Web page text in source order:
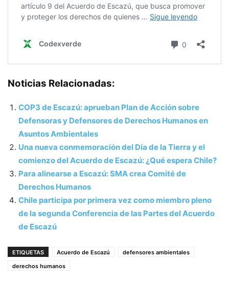
Noticias Relacionadas:
COP3 de Escazú: aprueban Plan de Acción sobre
Defensoras y Defensores de Derechos Humanos en
Asuntos Ambientales
Una nueva conmemoración del Día de la Tierra y el
comienzo del Acuerdo de Escazú: ¿Qué espera Chile?
Para alinearse a Escazú: SMA crea Comité de
Derechos Humanos
Chile participa por primera vez como miembro pleno
de la segunda Conferencia de las Partes del Acuerdo
de Escazú
ETIQUETAS Acuerdo de Escazú
defensores ambientales
derechos humanos